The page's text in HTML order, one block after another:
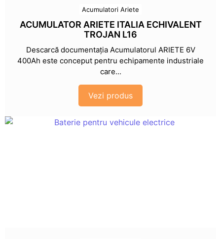
Acumulatori Ariete
ACUMULATOR ARIETE ITALIA ECHIVALENT
TROJAN L16
Descarcă documentația Acumulatorul ARIETE 6V
400Ah este conceput pentru echipamente industriale
care...
Vezi produs